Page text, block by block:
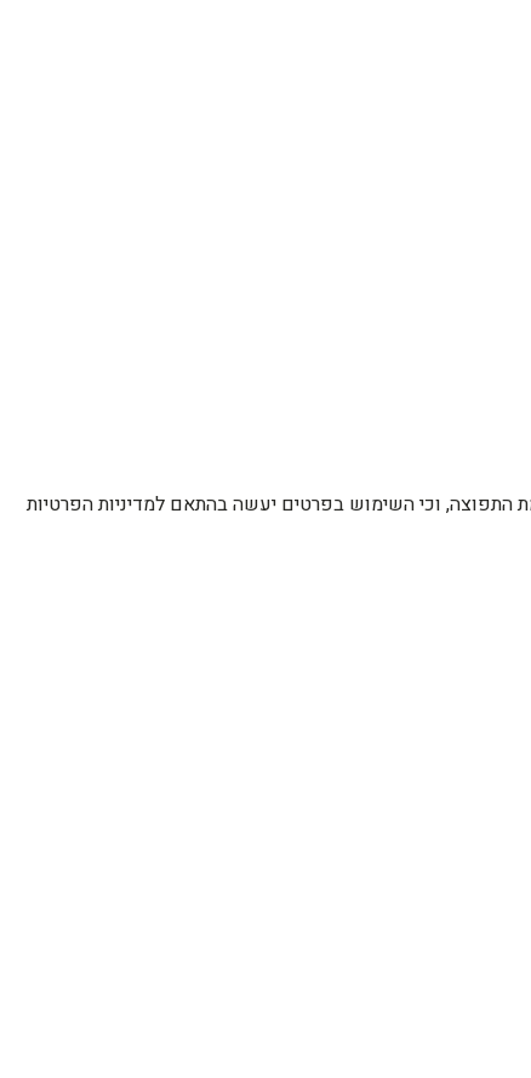
התפוצה, וכי השימוש בפרטים יעשה בהתאם למדיניות הפרטיות